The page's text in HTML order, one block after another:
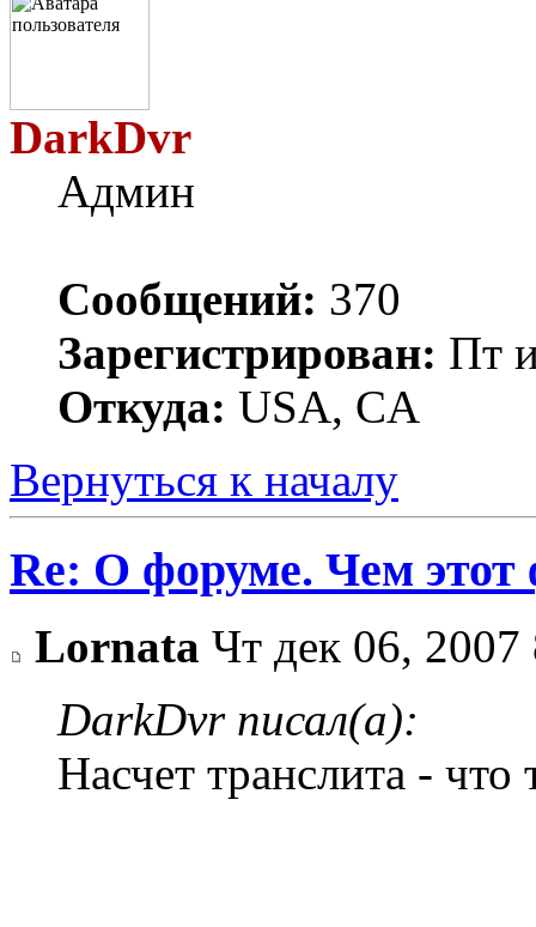
DarkDvr
Админ
Сообщений: 370
Зарегистрирован: Пт
Откуда: USA, CA
Вернуться к началу
Re: О форуме. Чем этот
Lornata Чт дек 06, 2007
DarkDvr писал(а):
Насчет транслита -